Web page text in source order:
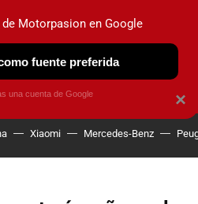
OBSERVATORIO
Xiaomi Mercedes-Benz
×
Motorpasion en Google
fuente preferida
una cuenta de Google